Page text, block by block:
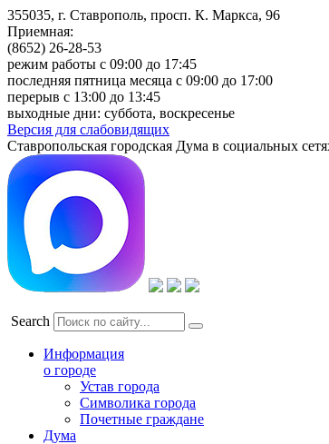
355035, г. Ставрополь, просп. К. Маркса, 96
Приемная:
(8652) 26-28-53
режим работы с 09:00 до 17:45
последняя пятница месяца с 09:00 до 17:00
перерыв с 13:00 до 13:45
выходные дни: суббота, воскресенье
Версия для слабовидящих
Ставропольская городская Дума в социальных
Search
Информация
о городе
Устав города
Символика города
Почетные граждане
Дума